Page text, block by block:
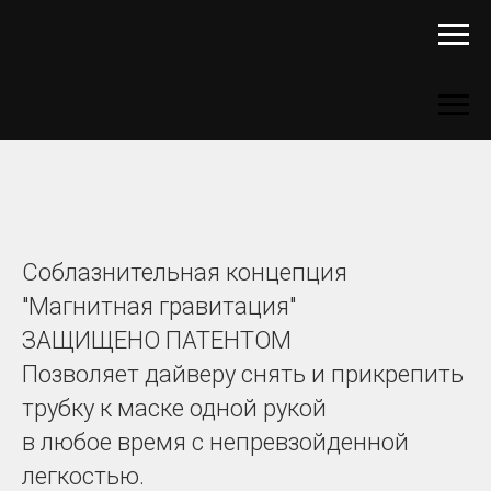
Соблазнительная концепция
"Магнитная гравитация"
ЗАЩИЩЕНО ПАТЕНТОМ
Позволяет дайверу снять и прикрепить
трубку к маске одной рукой
в любое время с непревзойденной
легкостью.